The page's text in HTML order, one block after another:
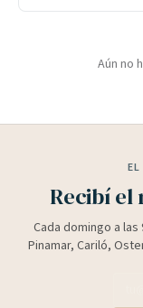
Aún no
Recibí el
Cada domingo a
Pinamar, Cariló,